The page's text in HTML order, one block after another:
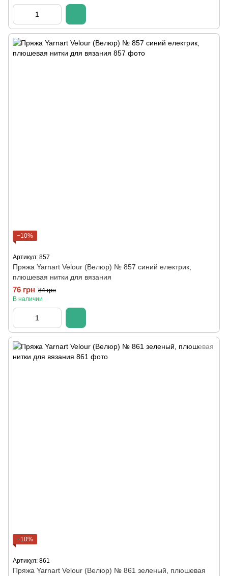
−10%
Артикул: 857
Пряжа Yarnart Velour (Велюр) № 857 синий електрик,
плюшевая нитки для вязания
76 грн 84 грн
В наличии
−10%
Артикул: 861
Пряжа Yarnart Velour (Велюр) № 861 зеленый, плюшевая